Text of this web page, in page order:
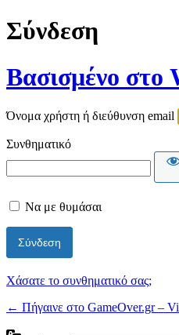
Σύνδεση
Βασισμένο στο
Όνομα χρήστη ή διεύθυνση email
Συνθηματικό
Να με θυμάσαι
Χάσατε το συνθηματικό σας;
← Πήγαινε στο GameOver.gr –